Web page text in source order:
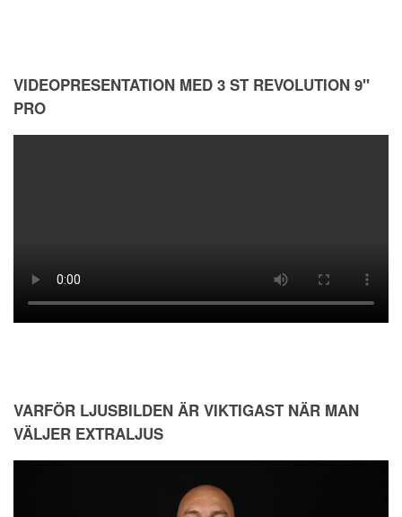
VIDEOPRESENTATION MED 3 ST REVOLUTION 9"
PRO
VARFÖR LJUSBILDEN ÄR VIKTIGAST NÄR MAN
VÄLJER EXTRALJUS